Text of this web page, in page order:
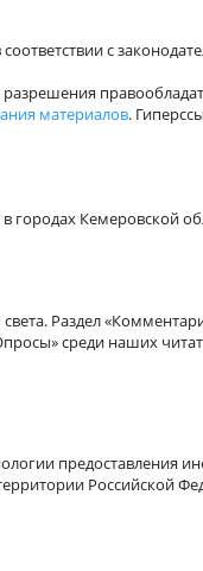
с
материалов.
городах Кемеровской
Раздел
среди наших
предоставления
Российской